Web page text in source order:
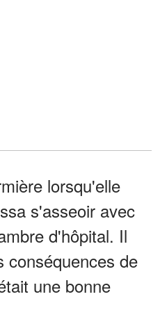
lorsqu'elle
s'asseoir avec
d'hôpital. Il
conséquences de
une bonne